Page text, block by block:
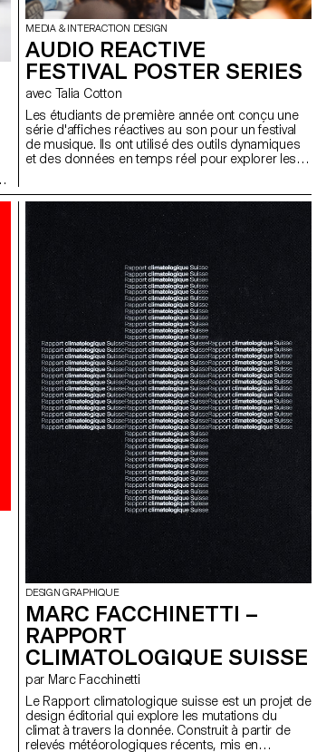
MEDIA & INTERACTION DESIGN
AUDIO REACTIVE
FESTIVAL POSTER SERIES
avec Talia Cotton
Les étudiants de première année ont conçu une
série d'affiches réactives au son pour un festival
de musique. Ils ont utilisé des outils dynamiques
et des données en temps réel pour explorer les
cohérente et reconnaissable pour le festival.
DESIGN GRAPHIQUE
MARC FACCHINETTI –
RAPPORT
CLIMATOLOGIQUE SUISSE
par Marc Facchinetti
Le Rapport climatologique suisse est un projet de
design éditorial qui explore les mutations du
climat à travers la donnée. Construit à partir de
relevés météorologiques récents, mis en